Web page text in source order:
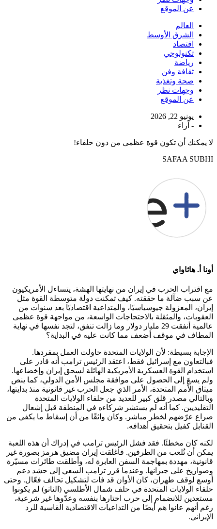
عن الموقع
العالم
الشرق الأوسط
اقتصاد
تكنولوجي
رياضة
ثقافة وفن
صحة وتغذية
وجهات نظر
عن الموقع
يونيو 22, 2026
- آراء
لا يمكنك أن تكون قوة عظمى من دون حلفاء!
SAFAA SUBHI
أونا أ. هاثاواي
مع اقتراب الحرب في إيران من نهايتها الهشة، يتساءل الأمريكيون
عن سبب ضآلة ما حققته. كيف تمكنت دولة متوسطة القوة مثل
إيران، المعزولة جيوسياسيًا، والمتداعية اقتصاديًا بعد سنوات من
العقوبات، والمثقلة بالاحتجاجات الواسعة، من مواجهة قوة عظمى
عالمية أنفقت 29 مليار دولار وما زالت تنفق، لتجد نفسها في نهاية
المطاف في موقف أضعف مما كانت عليه في البداية؟
الإجابة بسيطة: لأن الولايات المتحدة حاولت العمل بمفردها.
فبالتعاون مع إسرائيل فقط، اعتقد الرئيس ترامب أنه قادر على
استخدام القوة العسكرية الأمريكية الهائلة لسحق إيران وإخضاعها.
ولم يسعَ إلى الحصول على موافقة مجلس الأمن الدولي، كما ينص
ميثاق الأمم المتحدة، الأمر الذي جعل الحرب غير قانونية منذ بدايتها،
وبالتالي مصدر قلق كبير للعديد من حلفاء الولايات المتحدة
التقليديين. كما أنه لم يستشر شركاءه في المنطقة قبل إشعال
صراع عرّضهم لخطر مباشر. وكان واثقًا من أن إسقاط ما يكفي من
القنابل كفيل بتحقيق أهدافه.
لكنه كان مخطئًا. فقد فشل الرئيس ترامب في إدراك أن هذه اللعبة
يمكن أن تُلعب من الطرفين. فأغلقت إيران مضيق هرمز بصورة غير
قانونية، مهددة بمهاجمة السفن العابرة له، وأطلقت طائرات مسيّرة
وصواريخ على جيرانها. وعندما قرر ترامب السعي إلى حشد دعم
أوسع لوقف طهران، كان الأوان قد فات لتشكيل تحالف فعّال. وحتى
حلفاء الولايات المتحدة في حلف شمال الأطلسي (الناتو) لم يكونوا
مستعدين للانضمام إلى حرب اختارها بنفسه وعدّوها غير شرعية،
رغم أنهم عانوا هم أيضًا من التداعيات الاقتصادية القاسية للرد
الإيراني.